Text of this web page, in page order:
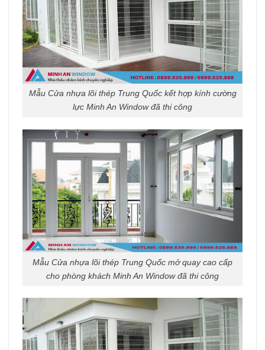
Mẫu Cửa nhựa lõi thép Trung Quốc kết hợp kính cường
lực Minh An Window đã thi công
Mẫu Cửa nhựa lõi thép Trung Quốc mở quay cao cấp
cho phòng khách Minh An Window đã thi công